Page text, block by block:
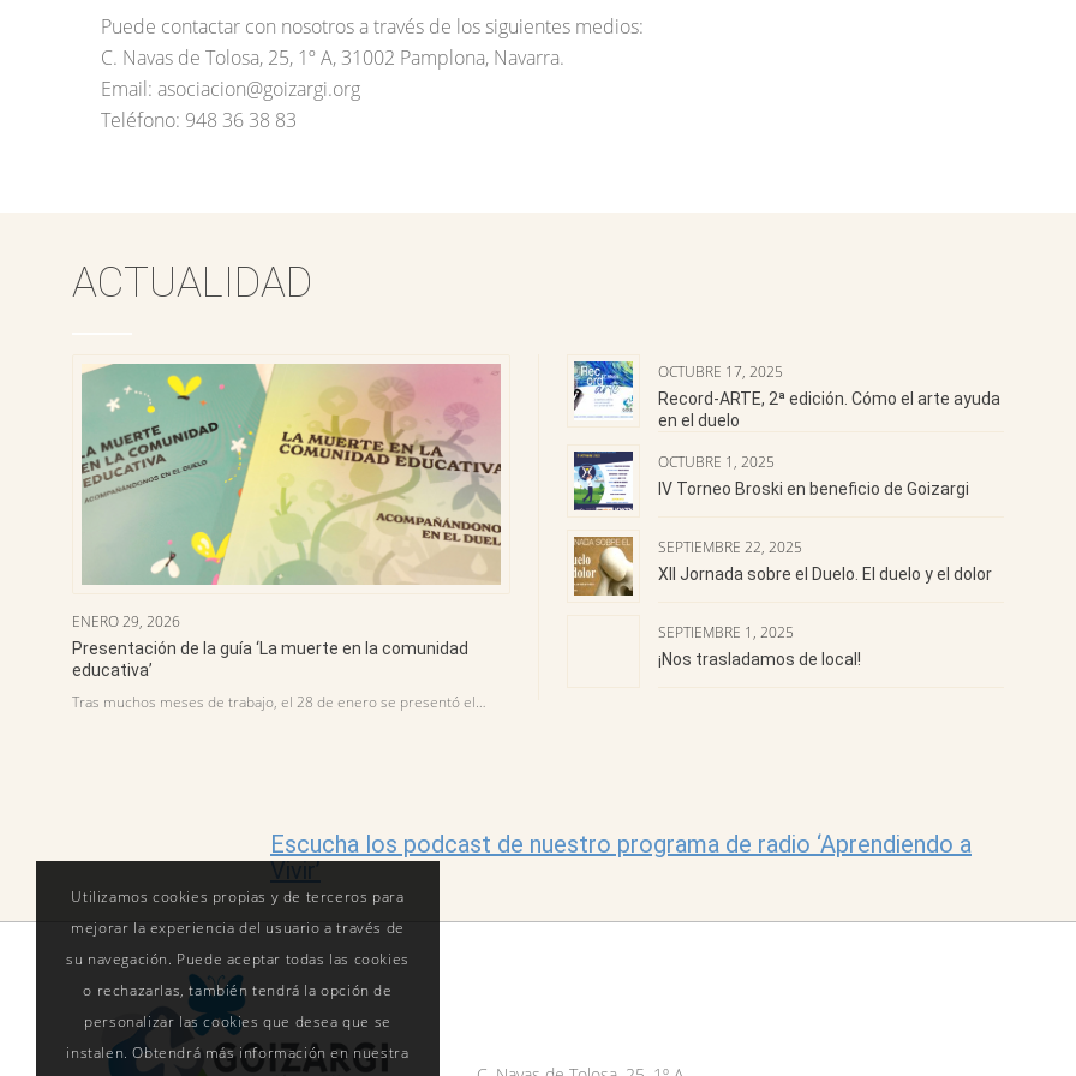
Puede contactar con nosotros a través de los siguientes medios:
C. Navas de Tolosa, 25, 1º A, 31002 Pamplona, Navarra.
Email: asociacion@goizargi.org
Teléfono: 948 36 38 83
ACTUALIDAD
ENERO 29, 2026
Presentación de la guía ‘La muerte en la comunidad
educativa’
Tras muchos meses de trabajo, el 28 de enero se presentó el…
OCTUBRE 17, 2025
Record-ARTE, 2ª edición. Cómo el arte ayuda
en el duelo
OCTUBRE 1, 2025
IV Torneo Broski en beneficio de Goizargi
SEPTIEMBRE 22, 2025
XII Jornada sobre el Duelo. El duelo y el dolor
SEPTIEMBRE 1, 2025
¡Nos trasladamos de local!
Escucha los podcast de nuestro programa de radio ‘Aprendiendo a
Vivir’
Utilizamos cookies propias y de terceros para
mejorar la experiencia del usuario a través de
su navegación. Puede aceptar todas las cookies
o rechazarlas, también tendrá la opción de
personalizar las cookies que desea que se
instalen. Obtendrá más información en nuestra